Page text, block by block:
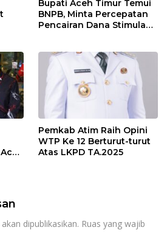
Bupati Aceh Timur Temui
BNPB, Minta Percepatan
Pencairan Dana Stimulan
Pemkab Atim Raih Opini
WTP Ke 12 Berturut-turut
Atas LKPD TA.2025
dipublikasikan. Ruas yang wajib